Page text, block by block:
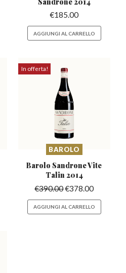
€185.00
AGGIUNGI AL CARRELLO
In offerta!
BAROLO
Barolo SandroneVite
Talin 2014
€390.00€378.00
AGGIUNGI AL CARRELLO